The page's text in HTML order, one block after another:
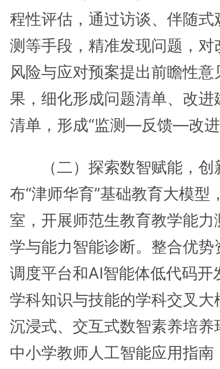
程性评估，通过访谈、伴随
测等手段，精准发现问题，
风险与应对预案提出前瞻性
果，细化形成问题清单、改
清单，形成“监测—反馈—改
（二）探索数智赋能，创
布“津师华育”基础教育大模型
室，开展师范生教育教学能
学与能力智能诊断。整合优
调度平台和AI智能体低代码
学科知识与技能的学科交叉
沉浸式、交互式数智素养培
中小学教师人工智能应用指